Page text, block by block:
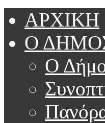
ΑΡΧΙΚΗ
Ο
Ο